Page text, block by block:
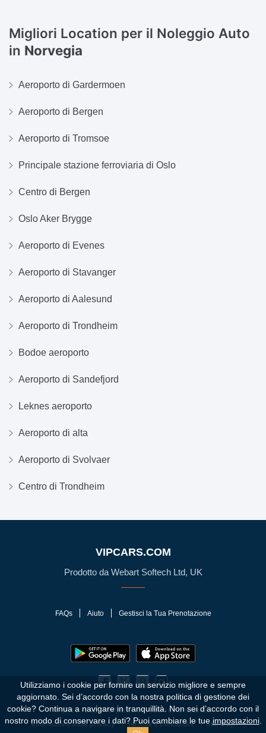
Migliori Location per il Noleggio Auto
in Norvegia
Aeroporto di Gardermoen
Aeroporto di Bergen
Aeroporto di Tromsoe
Principale stazione ferroviaria di Oslo
Centro di Bergen
Oslo Aker Brygge
Aeroporto di Evenes
Aeroporto di Stavanger
Aeroporto di Aalesund
Aeroporto di Trondheim
Bodoe aeroporto
Aeroporto di Sandefjord
Leknes aeroporto
Aeroporto di alta
Aeroporto di Svolvaer
Centro di Trondheim
VIPCARS.COM
Prodotto da Webart Softech Ltd, UK
FAQs Aiuto Gestisci la Tua Prenotazione
Informativa sulla privacy Termini e condizioni Site Map
© 2010 - 2026 VIPCars.com. Tutti i diritti riservati
Utilizziamo i cookie per fornire un servizio migliore e sempre
aggiornato. Sei d’accordo con la nostra politica di gestione dei
cookie? Continua a navigare in tranquillità. Non sei d’accordo con il
nostro modo di conservare i dati? Puoi cambiare le tueimpostazioni.